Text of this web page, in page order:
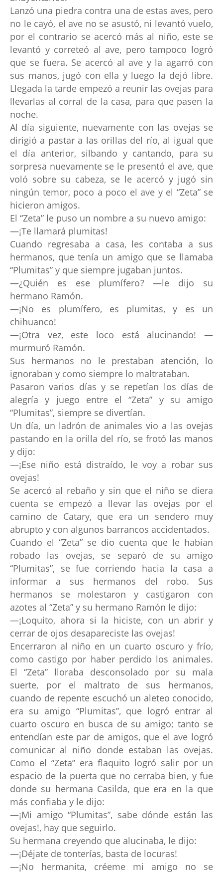
Lanzó una piedra contra una de estas aves, pero
no le cayó, el ave no se asustó, ni levantó vuelo,
por el contrario se acercó más al niño, este se
levantó y correteó al ave, pero tampoco logró
que se fuera. Se acercó al ave y la agarró con
sus manos, jugó con ella y luego la dejó libre.
Llegada la tarde empezó a reunir las ovejas para
llevarlas al corral de la casa, para que pasen la
noche.
Al día siguiente, nuevamente con las ovejas se
dirigió a pastar a las orillas del río, al igual que
el día anterior, silbando y cantando, para su
sorpresa nuevamente se le presentó el ave, que
voló sobre su cabeza, se le acercó y jugó sin
ningún temor, poco a poco el ave y el “Zeta” se
hicieron amigos.
El “Zeta” le puso un nombre a su nuevo amigo:
—¡Te llamará plumitas!
Cuando regresaba a casa, les contaba a sus
hermanos, que tenía un amigo que se llamaba
“Plumitas” y que siempre jugaban juntos.
—¿Quién es ese plumífero? —le dijo su
hermano Ramón.
—¡No es plumífero, es plumitas, y es un
chihuanco!
—¡Otra vez, este loco está alucinando! —
murmuró Ramón.
Sus hermanos no le prestaban atención, lo
ignoraban y como siempre lo maltrataban.
Pasaron varios días y se repetían los días de
alegría y juego entre el “Zeta” y su amigo
“Plumitas”, siempre se divertían.
Un día, un ladrón de animales vio a las ovejas
pastando en la orilla del río, se frotó las manos
y dijo:
—¡Ese niño está distraído, le voy a robar sus
ovejas!
Se acercó al rebaño y sin que el niño se diera
cuenta se empezó a llevar las ovejas por el
camino de Catary, que era un sendero muy
abrupto y con algunos barrancos accidentados.
Cuando el “Zeta” se dio cuenta que le habían
robado las ovejas, se separó de su amigo
“Plumitas”, se fue corriendo hacia la casa a
informar a sus hermanos del robo. Sus
hermanos se molestaron y castigaron con
azotes al “Zeta” y su hermano Ramón le dijo:
—¡Loquito, ahora si la hiciste, con un abrir y
cerrar de ojos desapareciste las ovejas!
Encerraron al niño en un cuarto oscuro y frío,
como castigo por haber perdido los animales.
El “Zeta” lloraba desconsolado por su mala
suerte, por el maltrato de sus hermanos,
cuando de repente escuchó un aleteo conocido,
era su amigo “Plumitas”, que logró entrar al
cuarto oscuro en busca de su amigo; tanto se
entendían este par de amigos, que el ave logró
comunicar al niño donde estaban las ovejas.
Como el “Zeta” era flaquito logró salir por un
espacio de la puerta que no cerraba bien, y fue
donde su hermana Casilda, que era en la que
más confiaba y le dijo:
—¡Mi amigo “Plumitas”, sabe dónde están las
ovejas!, hay que seguirlo.
Su hermana creyendo que alucinaba, le dijo:
—¡Déjate de tonterías, basta de locuras!
—¡No hermanita, créeme mi amigo no se